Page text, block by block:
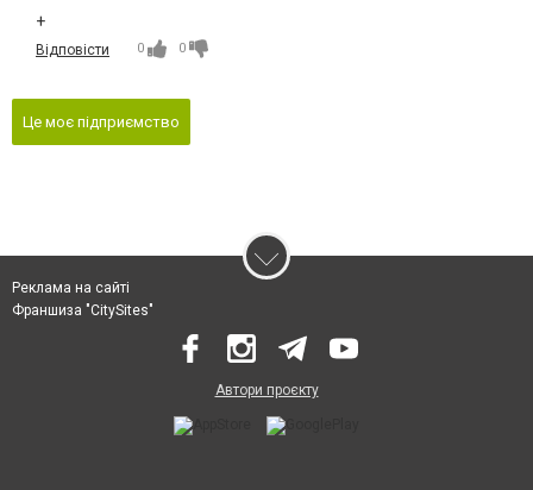
+
Відповісти 0 0
Це моє підприємство
Реклама на сайті
Франшиза "CitySites"
Автори проєкту